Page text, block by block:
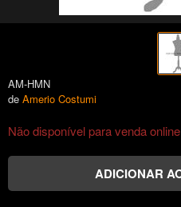
AM-HMN
de Amerio Costumi
Não disponível para venda online